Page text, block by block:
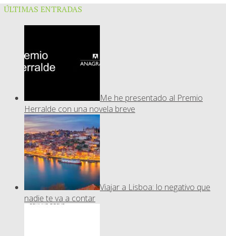
ÚLTIMAS ENTRADAS
Me he presentado al Premio
Herralde con una novela breve
Viajar a Lisboa: lo negativo que
nadie te va a contar